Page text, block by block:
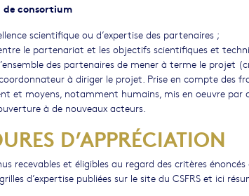
de consortium
scientifique ou d’expertise des partenaires ;
le partenariat et les objectifs scientifiques et
des partenaires de mener à terme le projet
à diriger le projet. Prise en compte des
et moyens, notamment humains, mis en oeuvre par
à de nouveaux acteurs.
D’APPRÉCIATION
recevables et éligibles au regard des critères
d’expertise publiées sur le site du CSFRS et ici